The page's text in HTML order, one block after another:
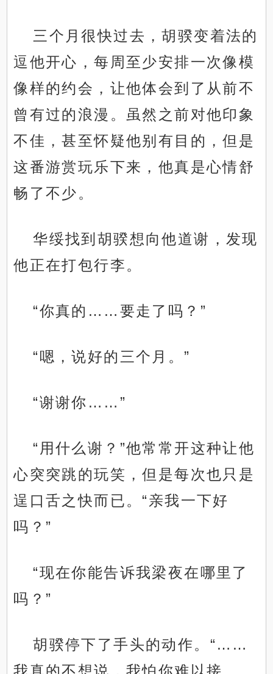
三个月很快过去，胡骙变着法的
逗他开心，每周至少安排一次像模
像样的约会，让他体会到了从前不
曾有过的浪漫。虽然之前对他印象
不佳，甚至怀疑他别有目的，但是
这番游赏玩乐下来，他真是心情舒
畅了不少。
华绥找到胡骙想向他道谢，发现
他正在打包行李。
“你真的……要走了吗？”
“嗯，说好的三个月。”
“谢谢你……”
“用什么谢？”他常常开这种让他
心突突跳的玩笑，但是每次也只是
逞口舌之快而已。“亲我一下好
吗？”
“现在你能告诉我梁夜在哪里了
吗？”
胡骙停下了手头的动作。“……
我真的不想说，我怕你难以接